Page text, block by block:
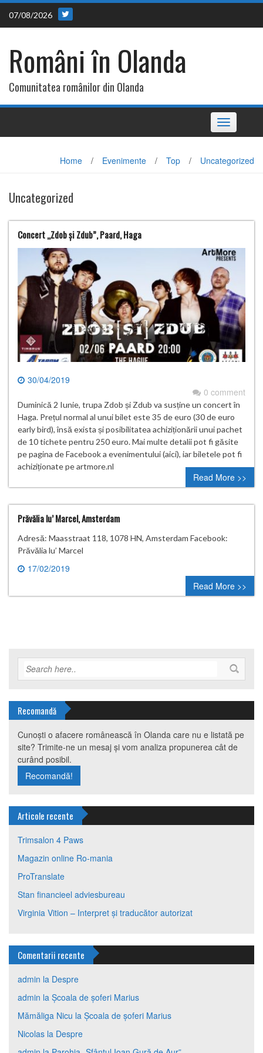
Skip
content
07/08/2026
Români în Olanda
Comunitatea românilor din Olanda
Toggle
navigation
Home / Evenimente / Top / Uncategorized
Uncategorized
Concert „Zdob și Zdub”, Paard, Haga
30/04/2019
0 comment
Duminică 2 Iunie, trupa Zdob și Zdub va susține un concert în
Haga. Prețul normal al unui bilet este 35 de euro (30 de euro
early bird), însă exista și posibilitatea achiziționării unui pachet
de 10 tichete pentru 250 euro. Mai multe detalii pot fi găsite
pe pagina de Facebook a evenimentului (aici), iar biletele pot fi
achiziționate pe artmore.nl
Read More >>
Prăvălia lu’ Marcel, Amsterdam
Adresă: Maasstraat 118, 1078 HN, Amsterdam Facebook:
Prăvălia lu’ Marcel
17/02/2019
0 comment
Read More >>
Recomandă
Cunoști o afacere românească în Olanda care nu e listată pe
site? Trimite-ne un mesaj și vom analiza propunerea cât de
curând posibil.
Recomandă!
Articole recente
Trimsalon 4 Paws
Magazin online Ro-mania
ProTranslate
Stan financieel adviesbureau
Virginia Vition – Interpret și traducător autorizat
Comentarii recente
admin la Despre
admin la Școala de șoferi Marius
Mămăliga Nicu la Școala de șoferi Marius
Nicolas la Despre